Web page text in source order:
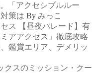
「アクセシブルルー
策は By みっこ
【昼夜パレード】有
アアクセス」徹底攻略
鑑賞エリア、デメリッ
クスのミッション・クー